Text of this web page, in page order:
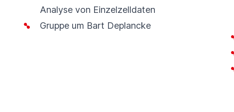
Analyse von Einzelzelldaten
Gruppe um Bart Deplancke